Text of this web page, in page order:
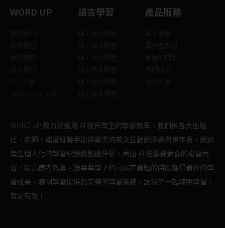
WORD UP 語言學習 產品服務
WORD UP 致力於運用 AI 提升學生的學習效率，我們與各大出版
社、老師、補習班聯手提供專業的英文互動題庫書與單字書，透過
學生個人化的學習紀錄做數據分析，再由 AI 推薦最適合的複習內
容，提高備考效率。讓莘莘學子們可以在最短的時間獲得最好的學
習成果。聰明學習提供您完整的學習系統，讓我們一起聰明學習，
就是有效！